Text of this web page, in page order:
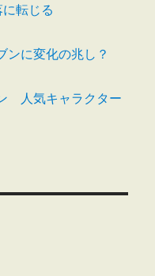
転じる
に変化の兆し？
人気キャラクター